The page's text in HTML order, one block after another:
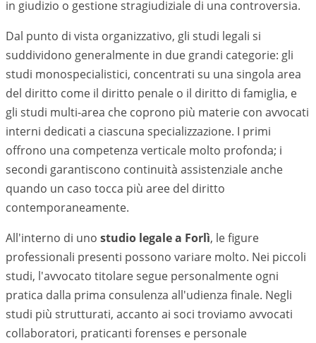
in giudizio o gestione stragiudiziale di una controversia.
Dal punto di vista organizzativo, gli studi legali si
suddividono generalmente in due grandi categorie: gli
studi monospecialistici, concentrati su una singola area
del diritto come il diritto penale o il diritto di famiglia, e
gli studi multi-area che coprono più materie con avvocati
interni dedicati a ciascuna specializzazione. I primi
offrono una competenza verticale molto profonda; i
secondi garantiscono continuità assistenziale anche
quando un caso tocca più aree del diritto
contemporaneamente.
All'interno di uno studio legale a Forlì, le figure
professionali presenti possono variare molto. Nei piccoli
studi, l'avvocato titolare segue personalmente ogni
pratica dalla prima consulenza all'udienza finale. Negli
studi più strutturati, accanto ai soci troviamo avvocati
collaboratori, praticanti forenses e personale